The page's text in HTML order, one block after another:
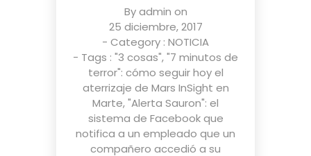
Byadmin on
25 diciembre, 2017
- Category : NOTICIA
- Tags : "3 cosas","7 minutos de
terror": cómo seguir hoy el
aterrizaje de Mars InSight en
Marte,"Alerta Sauron": el
sistema de Facebook que
notifica a un empleado que un
compañero accedió a su